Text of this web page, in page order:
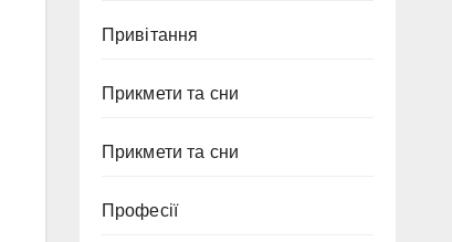
Привітання
Прикмети та сни
Прикмети та сни
Професії